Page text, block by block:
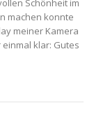
Schönheit im
machen konnte
meiner Kamera
klar: Gutes